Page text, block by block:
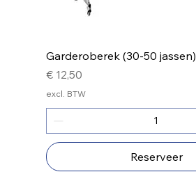
Garderoberek (30-50 jassen)
Prijs
€ 12,50
excl. BTW
Reserveer